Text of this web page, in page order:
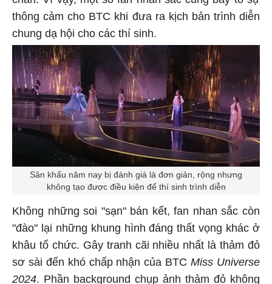
thông cảm cho BTC khi đưa ra kịch bản trình diễn
chung dạ hội cho các thí sinh.
Sân khấu năm nay bị đánh giá là đơn giản, rộng nhưng
không tạo được điều kiện để thí sinh trình diễn
Không những soi "sạn" bán kết, fan nhan sắc còn
"đào" lại những khung hình đáng thất vọng khác ở
khâu tổ chức. Gây tranh cãi nhiều nhất là thảm đỏ
sơ sài đến khó chấp nhận của BTC Miss Universe
2024 . Phần background chụp ảnh thảm đỏ không